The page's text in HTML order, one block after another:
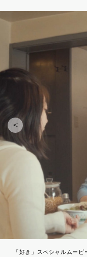
「好き」スペシャルムー